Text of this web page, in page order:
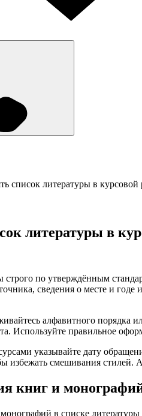
список литературы в курсовой
литературы в
строго по утверждённым
сведения о месте и
алфавитного порядка
Используйте правильное
указывайте дату
избежать смешивания стилей.
книг и